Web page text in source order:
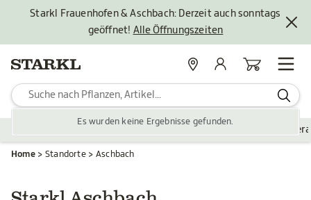
Starkl Frauenhofen & Aschbach: Derzeit auch sonntags
geöffnet! Alle Öffnungszeiten
Es wurden keine Ergebnisse gefunden.
StandorteMein KontoWarenkorb
Zubehör Gartengestaltung
Home Standorte Aschbach